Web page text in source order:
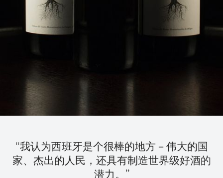
“我认为西班牙是个很棒的地方－伟大的国
家、杰出的人民，还具有制造世界级好酒的
潜力。”